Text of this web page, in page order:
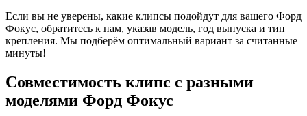
Если вы не уверены, какие клипсы подойдут для вашего Форд
Фокус, обратитесь к нам, указав модель, год выпуска и тип
крепления. Мы подберём оптимальный вариант за считанные
минуты!
Совместимость клипс с разными
моделями Форд Фокус